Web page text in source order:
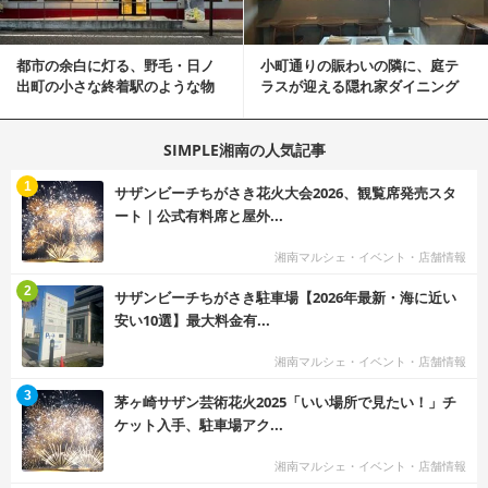
都市の余白に灯る、野毛・日ノ
出町の小さな終着駅のような物
小町通りの賑わいの隣に、庭テ
ラスが迎える隠れ家ダイニング
SIMPLE湘南の人気記事
サザンビーチちがさき花火大会2026、観覧席発売スタ
ート｜公式有料席と屋外...
湘南マルシェ・イベント・店舗情報
1
サザンビーチちがさき駐車場【2026年最新・海に近い
安い10選】最大料金有...
湘南マルシェ・イベント・店舗情報
2
茅ヶ崎サザン芸術花火2025「いい場所で見たい！」チ
ケット入手、駐車場アク...
湘南マルシェ・イベント・店舗情報
3